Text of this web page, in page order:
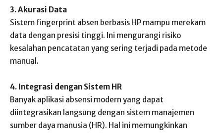
3. Akurasi Data
Sistem fingerprint absen berbasis HP mampu merekam
data dengan presisi tinggi. Ini mengurangi risiko
kesalahan pencatatan yang sering terjadi pada metode
manual.
4. Integrasi dengan Sistem HR
Banyak aplikasi absensi modern yang dapat
diintegrasikan langsung dengan sistem manajemen
sumber daya manusia (HR). Hal ini memungkinkan